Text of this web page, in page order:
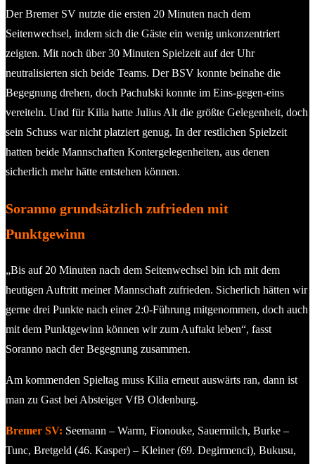
Der Bremer SV nutzte die ersten 20 Minuten nach dem
Seitenwechsel, indem sich die Gäste ein wenig unkonzentriert
zeigten. Mit noch über 30 Minuten Spielzeit auf der Uhr
neutralisierten sich beide Teams. Der BSV konnte beinahe die
Begegnung drehen, doch Pachulski konnte im Eins-gegen-eins
vereiteln. Und für Kilia hatte Julius Alt die größte Gelegenheit, doch
sein Schuss war nicht platziert genug. In der restlichen Spielzeit
hatten beide Mannschaften Kontergelegenheiten, aus denen
sicherlich mehr hätte entstehen können.
Soranno grundsätzlich zufrieden mit
Punktgewinn
„Bis auf 20 Minuten nach dem Seitenwechsel bin ich mit dem
heutigen Auftritt meiner Mannschaft zufrieden. Sicherlich hätten wir
gerne drei Punkte nach einer 2:0-Führung mitgenommen, doch auch
mit dem Punktgewinn können wir zum Auftakt leben“, fasst
Soranno nach der Begegnung zusammen.
Am kommenden Spieltag muss Kilia erneut auswärts ran, dann ist
man zu Gast bei Absteiger VfB Oldenburg.
Bremer SV: Seemann – Warm, Fionouke, Sauermilch, Burke –
Tunc, Bretgeld (46. Kasper) – Kleiner (69. Degirmenci), Bukusu,